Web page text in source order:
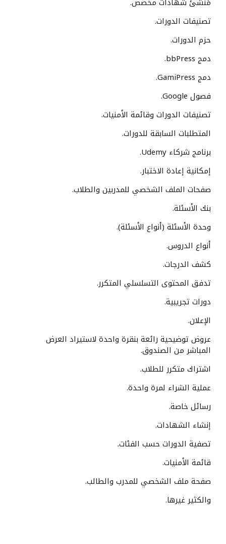
تصنيفات الدورات.
حزم الدورات.
دمج bbPress.
دمج GamiPress.
فصول Google.
تصنيفات الدورات وقائمة الأمنيات.
المتطلبات السابقة للدورات.
برنامج شركاء Udemy.
إمكانية إعادة الاختبار.
صفحات الملف الشخصي للمدربين والطلاب.
بنك الأسئلة.
وحدة الأسئلة (أنواع الأسئلة).
أنواع الدروس.
كشف الدرجات.
تدفق المحتوى التسلسلي المتكرر.
دورات تجريبية.
الإعلان.
عروض توضيحية رائعة بنقرة واحدة لاستيراد العرض
المباشر من الصندوق.
اشتراك متكرر للطلاب.
عملية الشراء لمرة واحدة.
رسائل خاصة.
إنشاء الشهادات.
تصفية الدورات حسب الفئات.
قائمة الأمنيات.
صفحة ملف الشخصي للمدرب والطالب.
والكثير غيرها.